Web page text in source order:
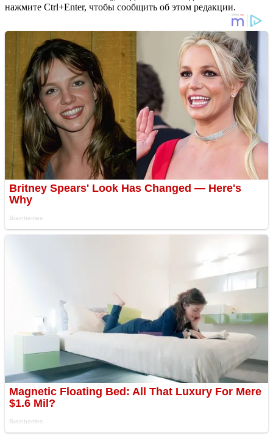
нажмите Ctrl+Enter, чтобы сообщить об этом редакции.